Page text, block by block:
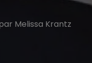
Melissa Krantz